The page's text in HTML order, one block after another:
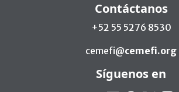
Contáctanos
+52 55 5276 8530
cemefi@cemefi.org
Síguenos en